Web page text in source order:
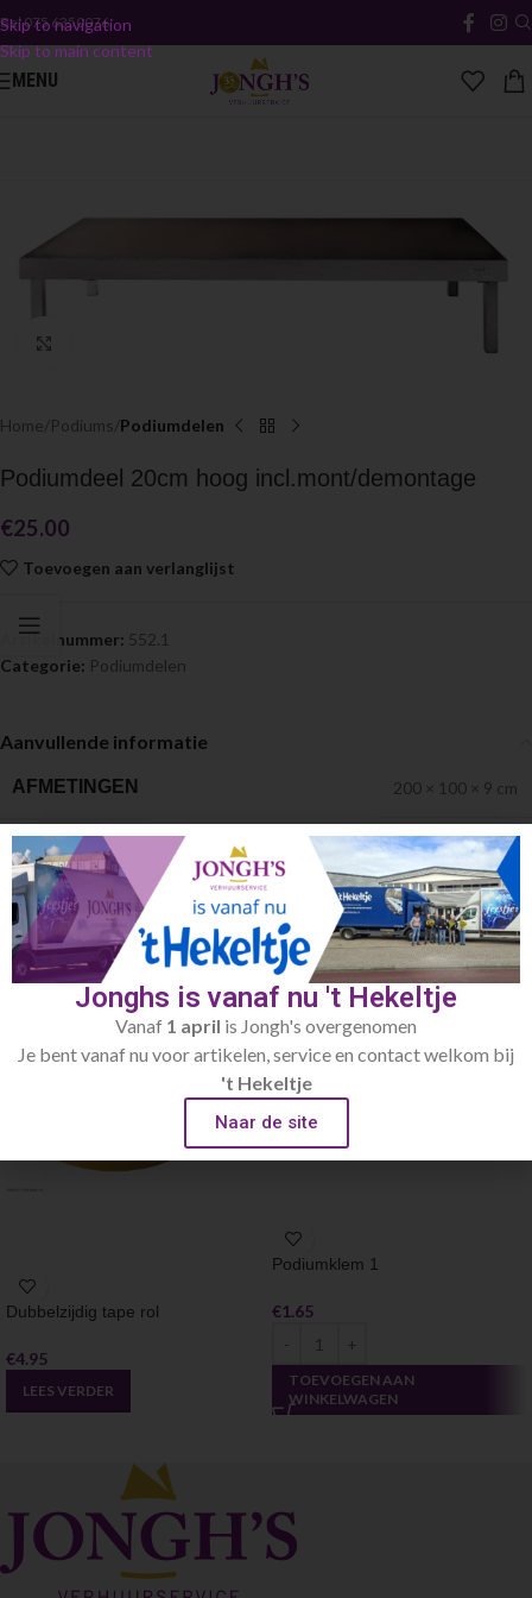
Skip to navigation
Skip to main content
Bel075 6350076
MENU
Home Podiums Podiumdelen
Podiumdeel 20cm hoog incl.mont/demontage
€25.00
Toevoegen aan verlanglijst
Artikelnummer: 552.1
Categorie: Podiumdelen
Aanvullende informatie
AFMETINGEN 200 × 100 × 9 cm
Andere suggesties…
SOLD
Dubbelzijdig tape rol
€4.95
LEES VERDER
Podiumklem 1
€1.65
TOEVOEGEN AAN
WINKELWAGEN
Jonghs is vanaf nu 't Hekeltje
Vanaf 1 april is Jongh's overgenomen
Je bent vanaf nu voor artikelen, service en contact welkom bij
't Hekeltje
Naar de site